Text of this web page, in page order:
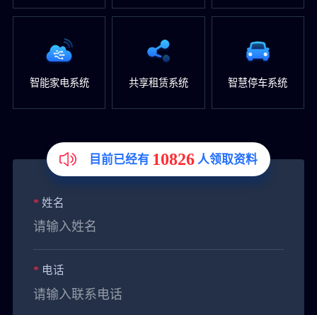
智能家电系统 共享租赁系统 智慧停车系统
* 姓名
* 电话
目前已经有 10826 人领取资料